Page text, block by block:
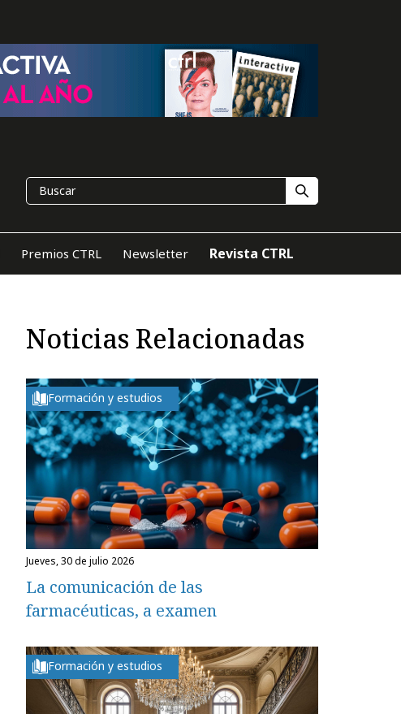
Premios CTRL Newsletter Revista CTRL
Noticias Relacionadas
Formación y estudios
jueves, 30 de julio 2026
La comunicación de las
farmacéuticas, a examen
Formación y estudios